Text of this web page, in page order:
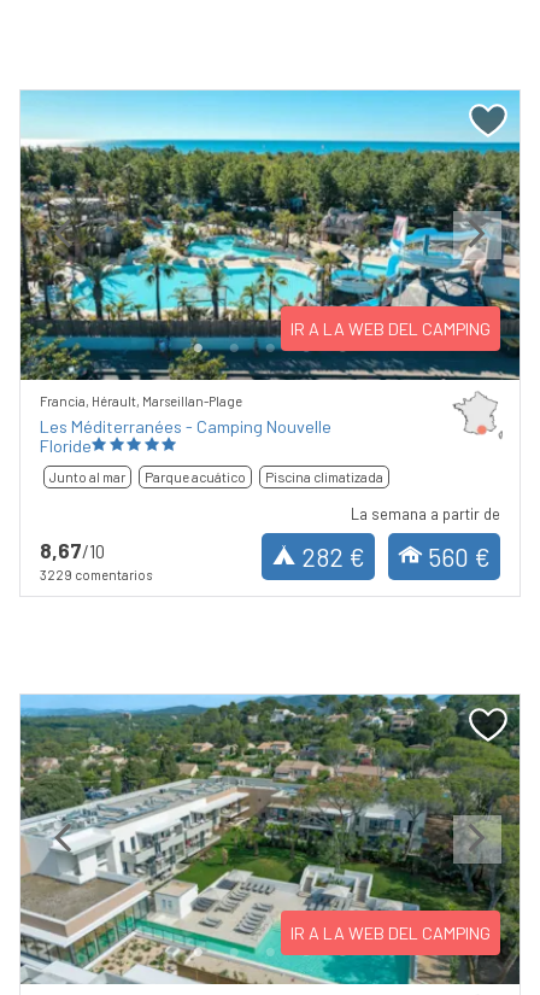
Previous Next
IR A LA WEB DEL CAMPING
Francia, Hérault, Marseillan-Plage
Les Méditerranées - Camping Nouvelle
Floride
Junto al mar Parque acuático Piscina climatizada
8,67/10
3229 comentarios
La semana a partir de
282 € 560 €
Previous Next
IR A LA WEB DEL CAMPING